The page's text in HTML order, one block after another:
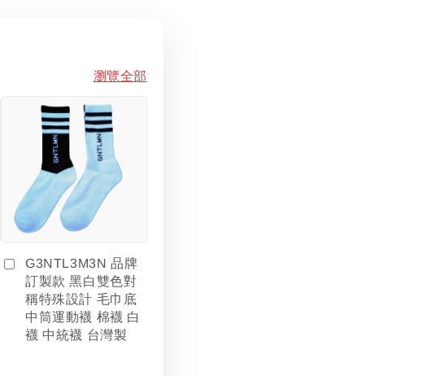
瀏覽全部
G3NTL3M3N 品牌
訂製款 黑白雙色對
稱特殊設計 毛巾底
中筒運動襪 棉襪 白
襪 中統襪 台灣製